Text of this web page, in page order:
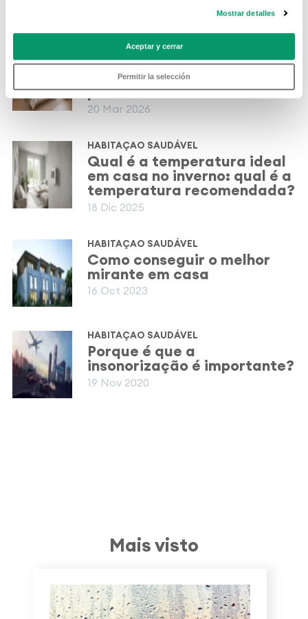
Mostrar detalles
Aceptar y cerrar
Permitir la selección
HABITAÇAO SAUDÁVEL
Como escolher a janela
ideal e outros conselhos
para dormir melhor
20 Mar 2026
HABITAÇAO SAUDÁVEL
Qual é a temperatura ideal
em casa no inverno: qual é a
temperatura recomendada?
18 Dic 2025
HABITAÇAO SAUDÁVEL
Como conseguir o melhor
mirante em casa
16 Oct 2023
HABITAÇAO SAUDÁVEL
Porque é que a
insonorização é importante?
19 Nov 2020
Mais visto